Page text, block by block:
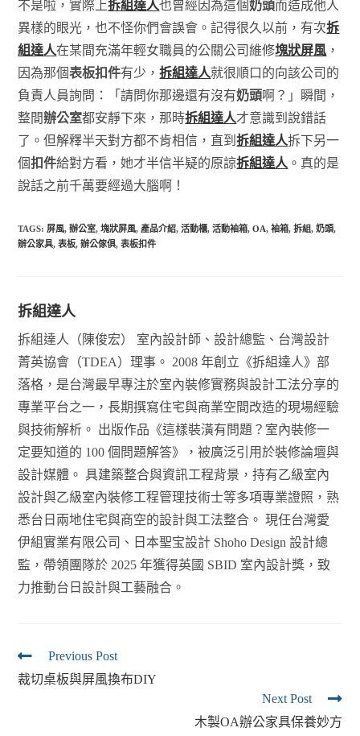
不是啦，實際上拆組達人也曾經因為這個奶頭而造成他人
異樣的眼光，也不怪你們會誤會。記得很久以前，有次拆
組達人在某間充滿年輕女職員的公關公司維修塊狀屏風 ，
因為那個表板扣件有少，拆組達人就很順口的向該公司的
負責人員詢問：「請問你那邊還有沒有奶頭啊？」瞬間，
整間辦公室都安靜下來，那時拆組達人才意識到說錯話
了。但解釋半天對方都不肯相信，直到拆組達人拆下另一
個扣件給對方看，她才半信半疑的原諒拆組達人 。真的是
說話之前千萬要經過大腦啊！
TAGS: 屏風, 辦公室, 塊狀屏風, 產品介紹, 活動櫃, 活動袖箱, OA, 袖箱, 拆組, 奶頭,
辦公家具, 表板, 辦公傢俱, 表板扣件
拆組達人
拆組達人（陳俊宏） 室內設計師、設計總監、台灣設計
菁英協會（TDEA）理事。 2008 年創立《拆組達人》部
落格，是台灣最早專注於室內裝修實務與設計工法分享的
專業平台之一，長期撰寫住宅與商業空間改造的現場經驗
與技術解析。 出版作品《這樣裝潢有問題？室內裝修一
定要知道的 100 個問題解答》，被廣泛引用於裝修論壇與
設計媒體。 具建築整合與資訊工程背景，持有乙級室內
設計與乙級室內裝修工程管理技術士等多項專業證照，熟
悉台日兩地住宅與商空的設計與工法整合。 現任台灣愛
伊組實業有限公司、日本聖宝設計 Shoho Design 設計總
監，帶領團隊於 2025 年獲得英國 SBID 室內設計獎，致
力推動台日設計與工藝融合。
Previous Post
裁切桌板與屏風換布DIY
Next Post
木製OA辦公家具保養妙方